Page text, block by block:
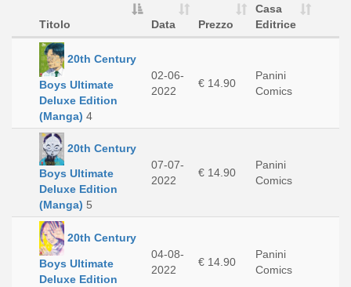
Titolo Data Prezzo
Casa
Editrice
20th Century
Boys Ultimate
Deluxe Edition
(Manga) 4
02-06-
2022
€ 14.90
Panini
Comics
20th Century
Boys Ultimate
Deluxe Edition
(Manga) 5
07-07-
2022
€ 14.90
Panini
Comics
20th Century
Boys Ultimate
Deluxe Edition
04-08-
2022
€ 14.90
Panini
Comics